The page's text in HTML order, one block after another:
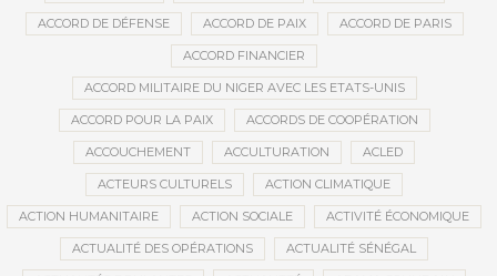
ACCORD DE DÉFENSE ACCORD DE PAIX ACCORD DE PARIS
ACCORD FINANCIER
ACCORD MILITAIRE DU NIGER AVEC LES ETATS-UNIS
ACCORD POUR LA PAIX ACCORDS DE COOPÉRATION
ACCOUCHEMENT ACCULTURATION ACLED
ACTEURS CULTURELS ACTION CLIMATIQUE
ACTION HUMANITAIRE ACTION SOCIALE ACTIVITÉ ÉCONOMIQUE
ACTUALITÉ DES OPÉRATIONS ACTUALITÉ SÉNÉGAL